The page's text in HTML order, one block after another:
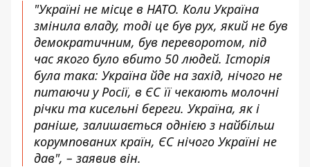
"Україні не місце в НАТО. Коли Україна
змінила владу, тоді це був рух, який не був
демократичним, був переворотом, під
час якого було вбито 50 людей. Історія
була така: Україна йде на захід, нічого не
питаючи у Росії, в ЄС її чекають молочні
річки та кисельні береги. Україна, як і
раніше, залишається однією з найбільш
корумпованих країн, ЄС нічого Україні не
дав", – заявив він.